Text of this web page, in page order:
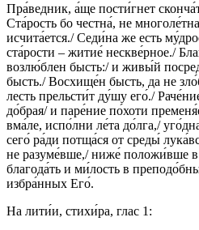
Пра́ведник, а́ще пости́гнет
Ста́рость бо честна́, не
исчита́ется./ Седи́на же есть
ста́рости – житие́ нескве́рное./
возлю́блен бысть:/ и живы́й
бысть./ Восхище́н бысть, да не
лесть прельсти́т ду́шу его́./
до́брая/ и паре́ние по́хоти
вма́ле, испо́лни ле́та до́лга,/
сего́ ра́ди потща́ся от среды́
не разуме́вше,/ ниже́ положи́вше
благода́ть и ми́лость в
избра́нных Его́.
На лити́и, стихи́ра, глас 1: